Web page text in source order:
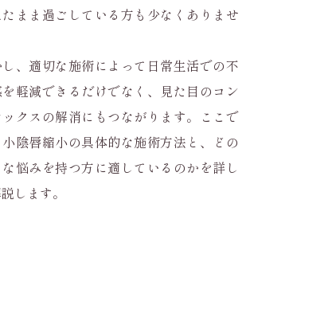
まま過ごしている方も少なくありませ
し、適切な施術によって日常生活での不
軽減できるだけでなく、見た目のコン
ックスの解消にもつながります。ここで
陰唇縮小の具体的な施術方法と、どの
な悩みを持つ方に適しているのかを詳し
します。